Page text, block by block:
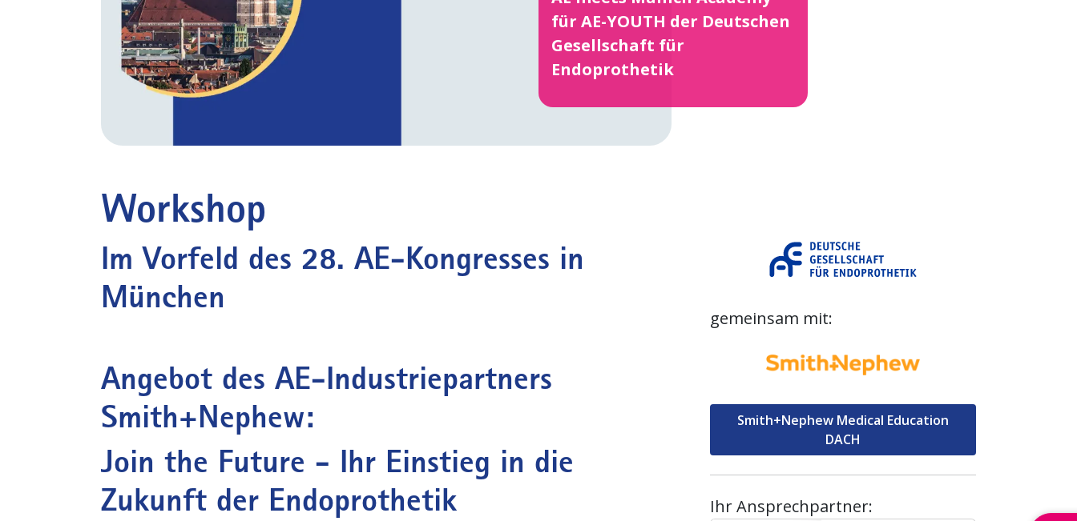
für AE-YOUTH der Deutschen
Gesellschaft für
Endoprothetik
Workshop
Im Vorfeld des 28. AE-Kongresses in
München
Angebot des AE-Industriepartners
Smith+Nephew:
Join the Future - Ihr Einstieg in die
Zukunft der Endoprothetik
gemeinsam mit:
Smith+Nephew Medical Education
DACH
Ihr Ansprechpartner: